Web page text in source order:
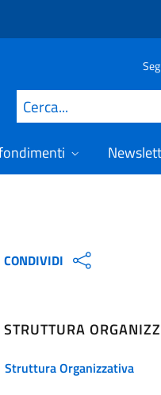
Cerca
CONDIVIDI
STRUTTURA
Struttura Organizzativa